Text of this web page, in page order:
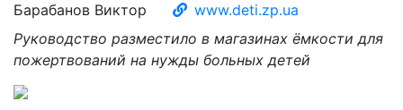
Барабанов Виктор
www.deti.zp.ua
Руководство разместило в магазинах ёмкости для
пожертвований на нужды больных детей